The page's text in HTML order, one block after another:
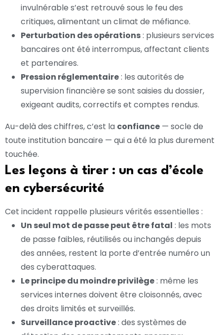
invulnérable s’est retrouvé sous le feu des
critiques, alimentant un climat de méfiance.
Perturbation des opérations: plusieurs services
bancaires ont été interrompus, affectant clients
et partenaires.
Pression réglementaire: les autorités de
supervision financière se sont saisies du dossier,
exigeant audits, correctifs et comptes rendus.
Au-delà des chiffres, c’est la confiance — socle de
toute institution bancaire — qui a été la plus durement
touchée.
Les leçons à tirer : un cas d’école
en cybersécurité
Cet incident rappelle plusieurs vérités essentielles :
Un seul mot de passe peut être fatal : les mots
de passe faibles, réutilisés ou inchangés depuis
des années, restent la porte d’entrée numéro un
des cyberattaques.
Le principe du moindre privilège: même les
services internes doivent être cloisonnés, avec
des droits limités et surveillés.
Surveillance proactive: des systèmes de